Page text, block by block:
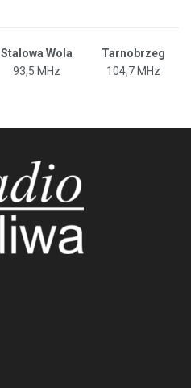
Stalowa Wola
Tarnobrzeg
93,5 MHz 104,7 MHz